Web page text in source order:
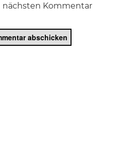
nächsten Kommentar